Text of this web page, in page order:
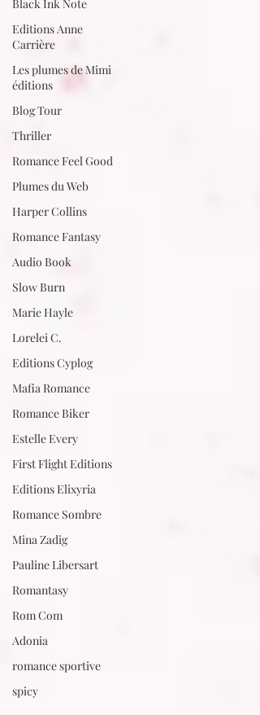
Black Ink Note
Editions Anne
Carrière
Les plumes de Mimi
éditions
Blog Tour
Thriller
Romance Feel Good
Plumes du Web
Harper Collins
Romance Fantasy
Audio Book
Slow Burn
Marie Hayle
Lorelei C.
Editions Cyplog
Mafia Romance
Romance Biker
Estelle Every
First Flight Editions
Editions Elixyria
Romance Sombre
Mina Zadig
Pauline Libersart
Romantasy
Rom Com
Adonia
romance sportive
spicy